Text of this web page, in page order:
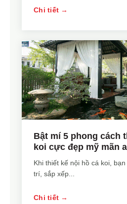
Chi tiết →
Bật mí 5 phong cách
koi cực đẹp mỹ mãn
Khi thiết kế nội hồ cá koi,
trí, sắp xếp...
Chi tiết →